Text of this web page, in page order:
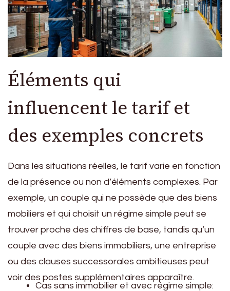
Éléments qui
influencent le tarif et
des exemples concrets
Dans les situations réelles, le tarif varie en fonction
de la présence ou non d’éléments complexes. Par
exemple, un couple qui ne possède que des biens
mobiliers et qui choisit un régime simple peut se
trouver proche des chiffres de base, tandis qu’un
couple avec des biens immobiliers, une entreprise
ou des clauses successorales ambitieuses peut
voir des postes supplémentaires apparaître.
Cas sans immobilier et avec régime simple: